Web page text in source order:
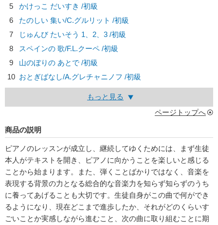
5
かけっこ だいすき /初級
6
たのしい 集い/C.グルリット /初級
7
じゅんび たいそう 1、2、3 /初級
8
スペインの 歌/F.L.クーペ /初級
9
山のぼりの あとで /初級
10 おとぎばなし/A.グレチャニノフ /初級
もっと見る
ページトップへ
商品の説明
ピアノのレッスンが成立し、継続してゆくためには、まず生徒
本人がテキストを開き、ピアノに向かうことを楽しいと感じる
ことから始まります。また、弾くことばかりではなく、音楽を
表現する背景の力となる総合的な音楽力を知らず知らずのうち
に養ってあげることも大切です。生徒自身がこの曲で何ができ
るようになり、現在どこまで進歩したか、それがどのくらいす
ごいことか実感しながら進むこと、次の曲に取り組むことに期